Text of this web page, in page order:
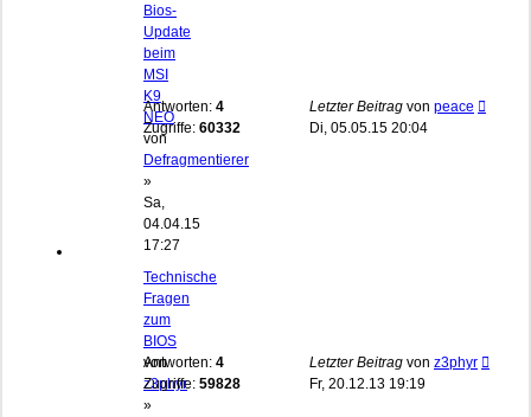
Bios-
Update
beim
MSI
K9
NEO
von
Defragmentierer
»
Sa,
04.04.15
17:27
Antworten: 4
Zugriffe: 60332
Letzter Beitrag von peace
Di, 05.05.15 20:04
Technische
Fragen
zum
BIOS
von
z3phyr
»
Antworten: 4
Zugriffe: 59828
Letzter Beitrag von z3phyr
Fr, 20.12.13 19:19